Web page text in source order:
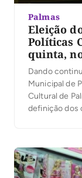
Palmas
Eleição
Políticas
quinta,
Dando
Municipal de
Cultural de
definição dos
Gomes
definição […]